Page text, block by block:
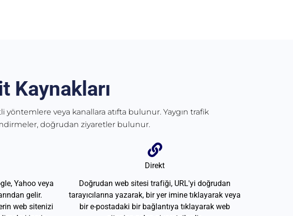
Kaynakları
veya kanallara atıfta bulunur. Yaygın trafik
doğrudan ziyaretler bulunur.
Yahoo veya
gelir.
web sitenizi
Direkt
Doğrudan web sitesi trafiği, URL'yi doğrudan
tarayıcılarına yazarak, bir yer imine tıklayarak veya
bir e-postadaki bir bağlantıya tıklayarak web